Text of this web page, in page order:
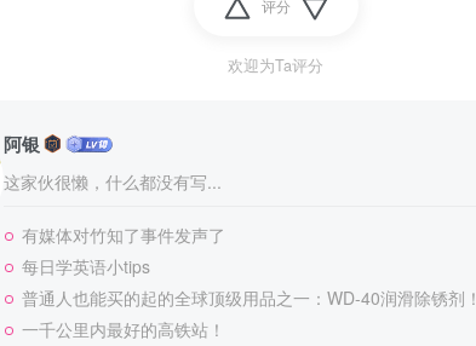
评分
欢迎为Ta评分
阿银
这家伙很懒，什么都没有写...
有媒体对竹知了事件发声了
每日学英语小tips
普通人也能买的起的全球顶级用品之一：WD-40润滑除锈剂！
一千公里内最好的高铁站！